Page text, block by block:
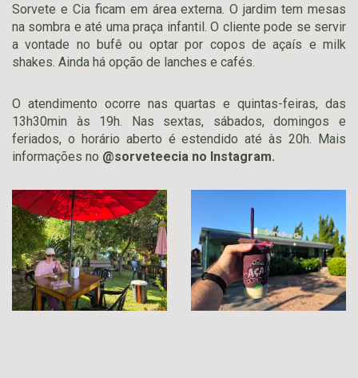
Sorvete e Cia ficam em área externa. O jardim tem mesas
na sombra e até uma praça infantil. O cliente pode se servir
a vontade no bufê ou optar por copos de açaís e milk
shakes. Ainda há opção de lanches e cafés.
O atendimento ocorre nas quartas e quintas-feiras, das
13h30min às 19h. Nas sextas, sábados, domingos e
feriados, o horário aberto é estendido até às 20h. Mais
informações no @sorveteecia no Instagram.